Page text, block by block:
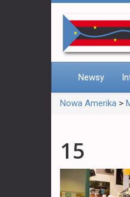
Newsy
Nowa Amerika >
15